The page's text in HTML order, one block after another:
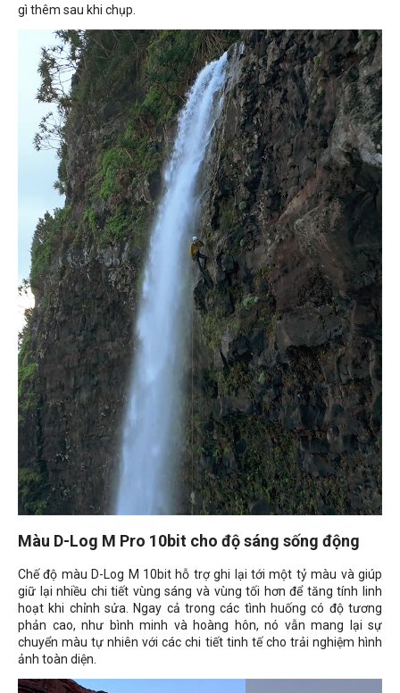
gì thêm sau khi chụp.
Màu D-Log M Pro 10bit cho độ sáng sống động
Chế độ màu D-Log M 10bit hỗ trợ ghi lại tới một tỷ màu và giúp
giữ lại nhiều chi tiết vùng sáng và vùng tối hơn để tăng tính linh
hoạt khi chỉnh sửa. Ngay cả trong các tình huống có độ tương
phản cao, như bình minh và hoàng hôn, nó vẫn mang lại sự
chuyển màu tự nhiên với các chi tiết tinh tế cho trải nghiệm hình
ảnh toàn diện.